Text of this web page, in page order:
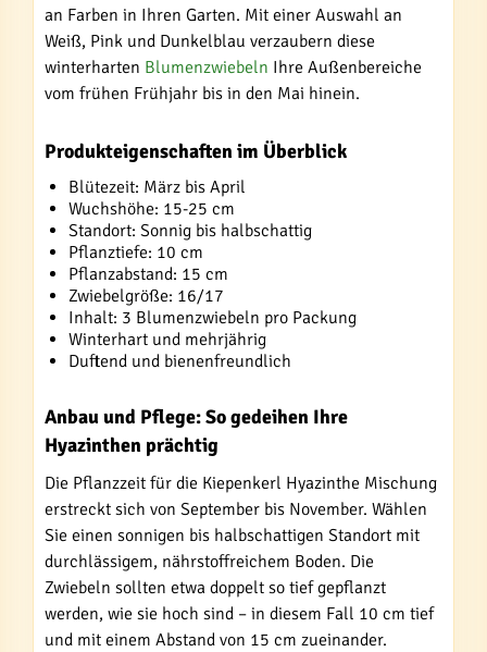
an Farben in Ihren Garten. Mit einer Auswahl an
Weiß, Pink und Dunkelblau verzaubern diese
winterharten Blumenzwiebeln Ihre Außenbereiche
vom frühen Frühjahr bis in den Mai hinein.
Produkteigenschaften im Überblick
Blütezeit: März bis April
Wuchshöhe: 15-25 cm
Standort: Sonnig bis halbschattig
Pflanztiefe: 10 cm
Pflanzabstand: 15 cm
Zwiebelgröße: 16/17
Inhalt: 3 Blumenzwiebeln pro Packung
Winterhart und mehrjährig
Duftend und bienenfreundlich
Anbau und Pflege: So gedeihen Ihre
Hyazinthen prächtig
Die Pflanzzeit für die Kiepenkerl Hyazinthe Mischung
erstreckt sich von September bis November. Wählen
Sie einen sonnigen bis halbschattigen Standort mit
durchlässigem, nährstoffreichem Boden. Die
Zwiebeln sollten etwa doppelt so tief gepflanzt
werden, wie sie hoch sind – in diesem Fall 10 cm tief
und mit einem Abstand von 15 cm zueinander.